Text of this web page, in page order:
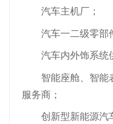
汽车主机厂；
汽车一二级零部
汽车内外饰系统
智能座舱、智能
服务商；
创新型新能源汽